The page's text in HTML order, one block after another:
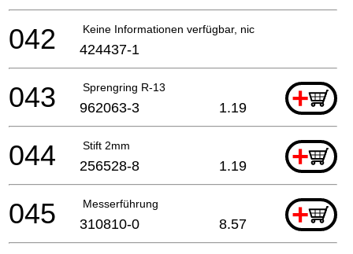
Keine Informationen verfügbar, nicht bestellbar
042 424437-1
Sprengring R-13 +
043 962063-3 1.19
Stift 2mm +
044 256528-8 1.19
Messerführung +
045 310810-0 8.57